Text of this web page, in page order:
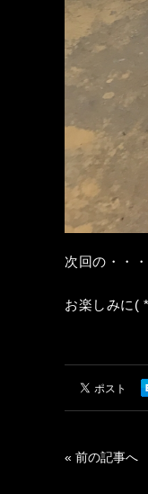
次回の・・
お楽しみに(
« 前の記事へ